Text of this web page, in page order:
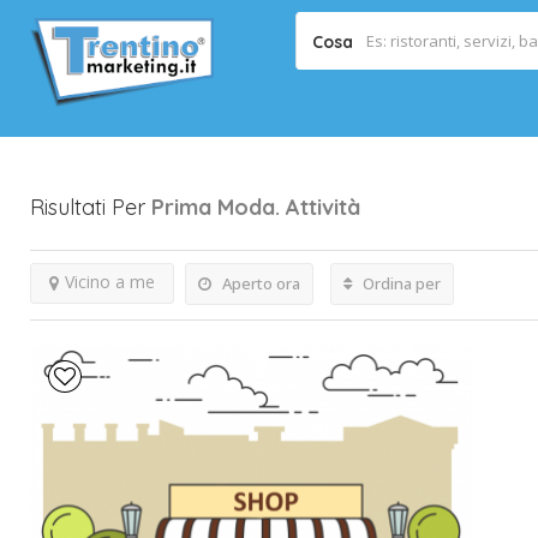
Cosa
Risultati Per Prima Moda. Attività
Aperto ora
Vicino a me Ordina per